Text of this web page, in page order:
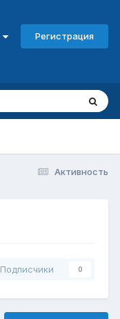
Регистрация
Активность
Подписчики 0